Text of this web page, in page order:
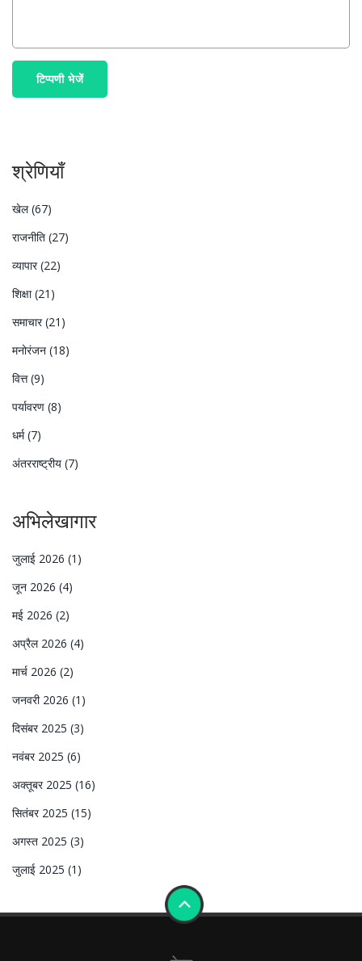
टिप्पणी भेजें
श्रेणियाँ
खेल(67)
राजनीति (27)
व्यापार(22)
शिक्षा(21)
समाचार(21)
मनोरंजन (18)
वित्त(9)
पर्यावरण (8)
धर्म(7)
अंतरराष्ट्रीय (7)
अभिलेखागार
जुलाई 2026 (1)
जून 2026 (4)
मई 2026 (2)
अप्रैल 2026 (4)
मार्च 2026 (2)
जनवरी 2026 (1)
दिसंबर 2025 (3)
नवंबर 2025 (6)
अक्तूबर 2025 (16)
सितंबर 2025 (15)
अगस्त 2025 (3)
जुलाई 2025 (1)